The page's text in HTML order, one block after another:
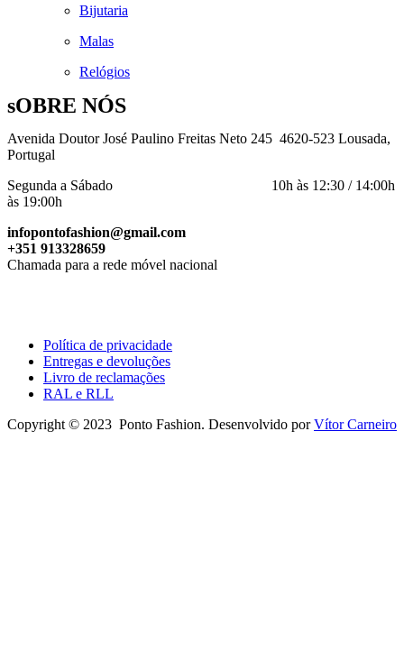
Bijutaria
Malas
Relógios
sOBRE NÓS
Avenida Doutor José Paulino Freitas Neto 245 4620-523 Lousada,
Portugal
Segunda a Sábado 10h às 12:30 / 14:00h
às 19:00h
infopontofashion@gmail.com
+351 913328659
Chamada para a rede móvel nacional
Política de privacidade
Entregas e devoluções
Livro de reclamações
RAL e RLL
Copyright © 2023 Ponto Fashion. Desenvolvido porVítor Carneiro